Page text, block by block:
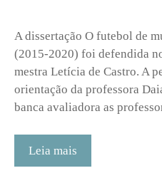
A dissertação O futebol de
(2015-2020) foi defendida
mestra Letícia de Castro. A
orientação da professora
banca avaliadora as
Leia mais